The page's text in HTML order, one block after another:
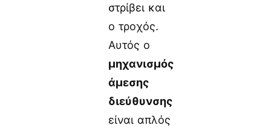
στρίβει και
ο τροχός.
Αυτός ο
μηχανισμός
άμεσης
διεύθυνσης
είναι απλός